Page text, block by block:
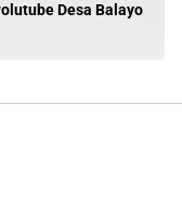
Desa Balayo